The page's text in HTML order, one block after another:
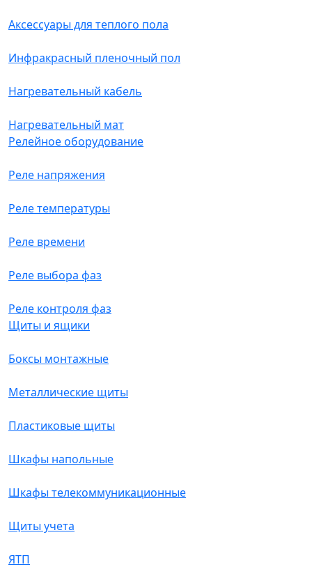
Аксессуары для теплого пола
Инфракрасный пленочный пол
Нагревательный кабель
Нагревательный мат
Релейное оборудование
Реле напряжения
Реле температуры
Реле времени
Реле выбора фаз
Реле контроля фаз
Щиты и ящики
Боксы монтажные
Металлические щиты
Пластиковые щиты
Шкафы напольные
Шкафы телекоммуникационные
Щиты учета
ЯТП